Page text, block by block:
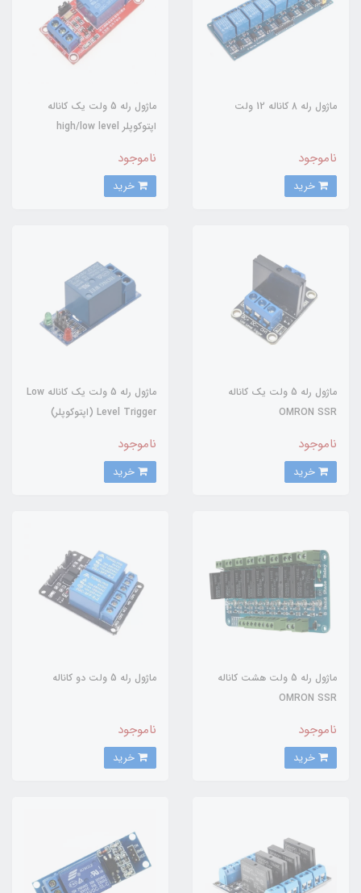
ماژول رله 8 کاناله 12 ولت
ناموجود
ماژول رله 5 ولت یک کاناله
اپتوکوپلر high/low level
ناموجود
ماژول رله 5 ولت یک کاناله
OMRON SSR
ناموجود
ماژول رله 5 ولت یک کاناله Low
Level Trigger (اپتوکوپلر)
ناموجود
ماژول رله 5 ولت هشت کاناله
OMRON SSR
ناموجود
ماژول رله 5 ولت دو کاناله
ناموجود